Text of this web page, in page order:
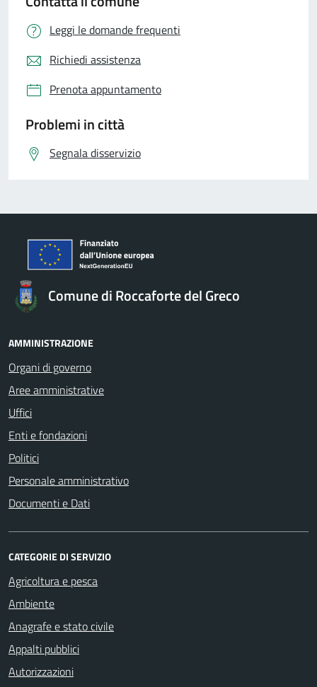
Leggi le domande frequenti
Richiedi assistenza
Prenota appuntamento
Problemi in città
Segnala disservizio
Comune di Roccaforte del Greco
AMMINISTRAZIONE
Organi di governo
Aree amministrative
Uffici
Enti e fondazioni
Politici
Personale amministrativo
Documenti e Dati
CATEGORIE DI SERVIZIO
Agricoltura e pesca
Ambiente
Anagrafe e stato civile
Appalti pubblici
Autorizzazioni